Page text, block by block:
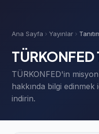
Ana Sayfa Yayınlar
TÜRKONFED
TÜRKONFED'in
hakkında bilgi edinmek
indirin.